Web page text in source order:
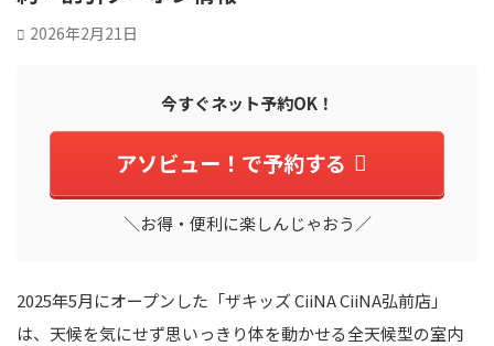
2026年2月21日
今すぐネット予約OK！
アソビュー！で予約する
＼お得・便利に楽しんじゃおう／
2025年5月にオープンした「ザキッズ CiiNA CiiNA弘前店」
は、天候を気にせず思いっきり体を動かせる全天候型の室内